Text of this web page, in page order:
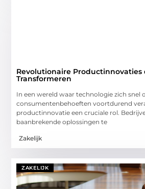
Revolutionaire Productinnovaties
Transformeren
In een wereld waar technologie zich snel
consumentenbehoeften voortdurend
productinnovatie een cruciale rol.
baanbrekende oplossingen te
Zakelijk
ZAKELIJK